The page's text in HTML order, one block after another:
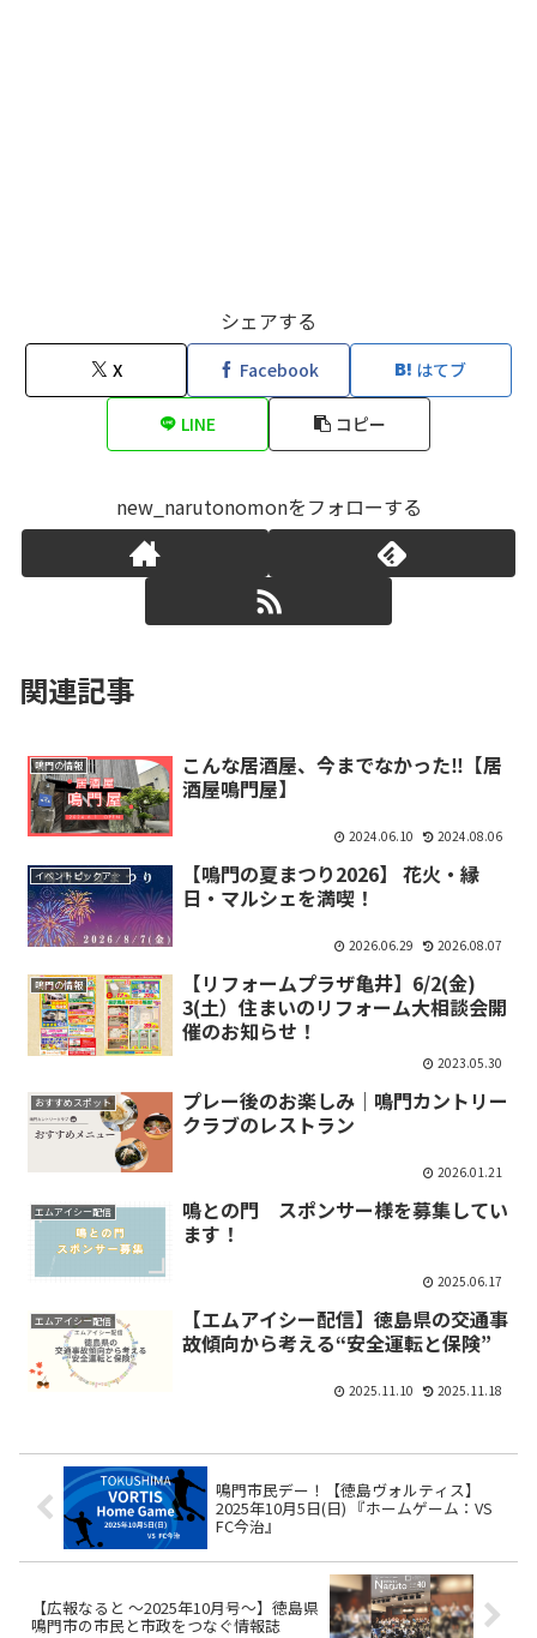
シェアする
X Facebook はてブ
LINE コピー
new_narutonomonをフォローする
関連記事
鳴門の情報
こんな居酒屋、今までなかった‼【居
酒屋鳴門屋】
2024.06.10 2024.08.06
イベントピックアップ
【鳴門の夏まつり2026】 花火・縁
日・マルシェを満喫！
2026.06.29 2026.08.07
鳴門の情報
【リフォームプラザ亀井】6/2(金)
3(土）住まいのリフォーム大相談会開
催のお知らせ！
2023.05.30
おすすめスポット
プレー後のお楽しみ｜鳴門カントリー
クラブのレストラン
2026.01.21
エムアイシー配信
鳴との門 スポンサー様を募集してい
ます！
2025.06.17
エムアイシー配信
【エムアイシー配信】徳島県の交通事
故傾向から考える“安全運転と保険”
2025.11.10 2025.11.18
鳴門市民デー！【徳島ヴォルティス】
2025年10月5日(日) 『ホームゲーム：VS
FC今治』
【広報なると ～2025年10月号～】徳島県
鳴門市の市民と市政をつなぐ情報誌